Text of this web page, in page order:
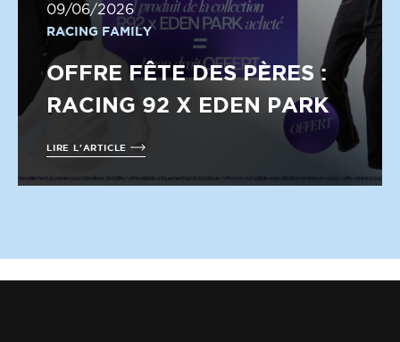
09/06/2026
RACING FAMILY
OFFRE FÊTE DES PÈRES :
RACING 92 X EDEN PARK
LIRE L'ARTICLE